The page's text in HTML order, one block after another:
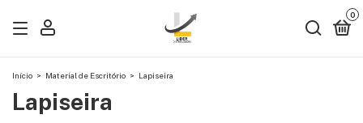
0
Início > Material de Escritório > Lapiseira
Lapiseira